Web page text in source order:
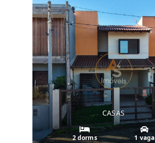
CASAS
2 dorms 1 vaga